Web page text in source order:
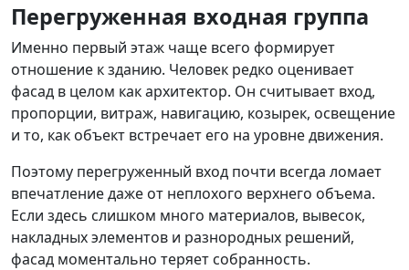
Перегруженная входная группа
Именно первый этаж чаще всего формирует
отношение к зданию. Человек редко оценивает
фасад в целом как архитектор. Он считывает вход,
пропорции, витраж, навигацию, козырек, освещение
и то, как объект встречает его на уровне движения.
Поэтому перегруженный вход почти всегда ломает
впечатление даже от неплохого верхнего объема.
Если здесь слишком много материалов, вывесок,
накладных элементов и разнородных решений,
фасад моментально теряет собранность.